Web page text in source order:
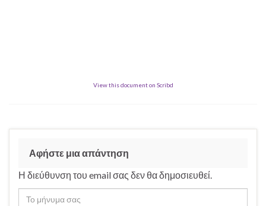
View this document on Scribd
Αφήστε μια απάντηση
Η διεύθυνση του email σας δεν θα δημοσιευθεί.